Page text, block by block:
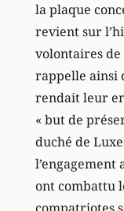
la plaque
revient sur
volontaires
rappelle ainsi
rendait leur
« but de
duché de
ont combattu